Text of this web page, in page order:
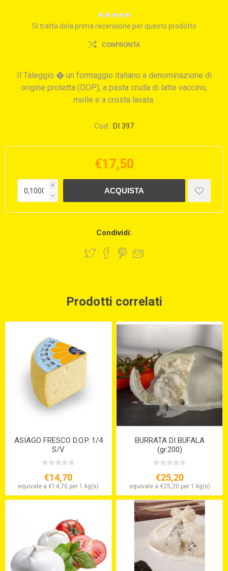
Si tratta dela prima recensione per questo prodotto
CONFRONTA
Il Taleggio � un formaggio italiano a denominazione di
origine protetta (DOP), a pasta cruda di latte vaccino,
molle e a crosta lavata.
Cod.: DI 397
€17,50
i
h
Condividi:
Prodotti correlati
ASIAGO FRESCO D.O.P. 1/4
S/V
€14,70
equivale a €14,70 per 1 kg(s)
BURRATA DI BUFALA
(gr.200)
€25,20
equivale a €25,20 per 1 kg(s)